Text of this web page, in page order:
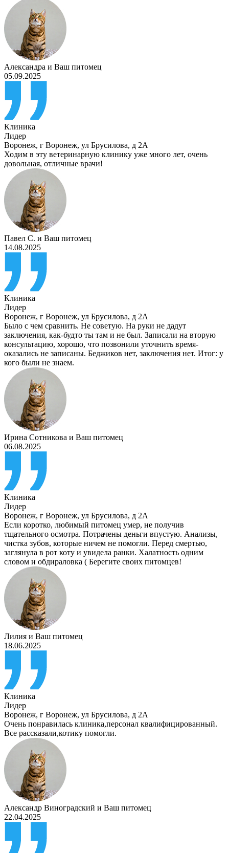
Александра и Ваш питомец
05.09.2025
Клиника
Лидер
Воронеж, г Воронеж, ул Брусилова, д 2А
Ходим в эту ветеринарную клинику уже много лет, очень
довольная, отличные врачи!
Павел С. и Ваш питомец
14.08.2025
Клиника
Лидер
Воронеж, г Воронеж, ул Брусилова, д 2А
Было с чем сравнить. Не советую. На руки не дадут
заключения, как-будто ты там и не был. Записали на вторую
консультацию, хорошо, что позвонили уточнить время-
оказались не записаны. Беджиков нет, заключения нет. Итог: у
кого были не знаем.
Ирина Сотникова и Ваш питомец
06.08.2025
Клиника
Лидер
Воронеж, г Воронеж, ул Брусилова, д 2А
Если коротко, любимый питомец умер, не получив
тщательного осмотра. Потрачены деньги впустую. Анализы,
чистка зубов, которые ничем не помогли. Перед смертью,
заглянула в рот коту и увидела ранки. Халатность одним
словом и обдираловка ( Берегите своих питомцев!
Лилия и Ваш питомец
18.06.2025
Клиника
Лидер
Воронеж, г Воронеж, ул Брусилова, д 2А
Очень понравилась клиника,персонал квалифицированный.
Все рассказали,котику помогли.
Александр Виноградский и Ваш питомец
22.04.2025